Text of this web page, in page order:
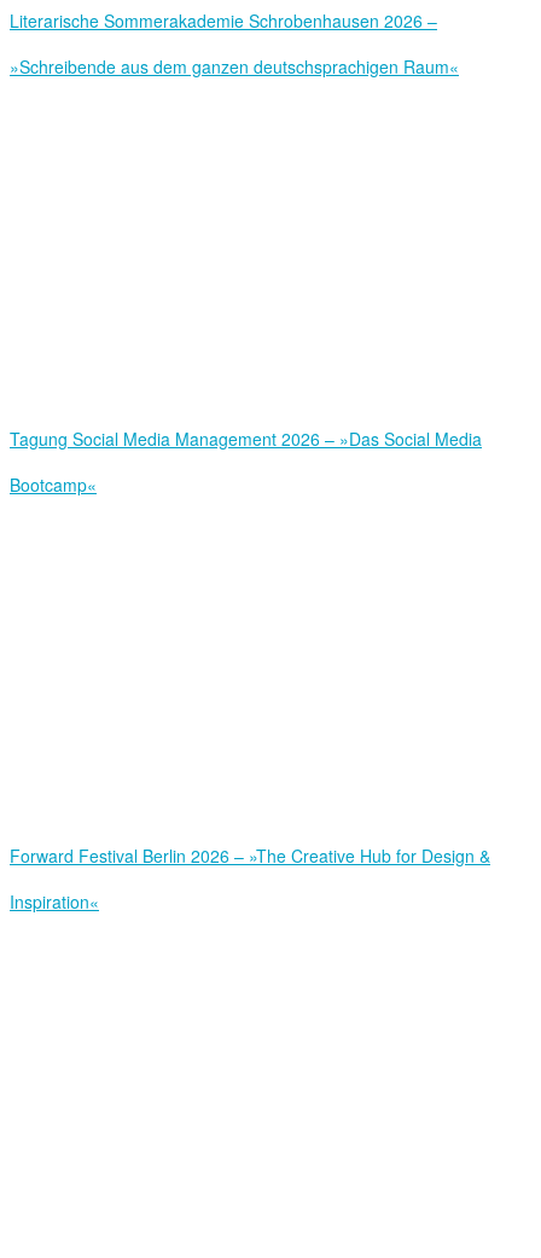
Literarische Sommerakademie Schrobenhausen 2026 –
»Schreibende aus dem ganzen deutschsprachigen Raum«
Tagung Social Media Management 2026 – »Das Social Media
Bootcamp«
Forward Festival Berlin 2026 – »The Creative Hub for Design &
Inspiration«